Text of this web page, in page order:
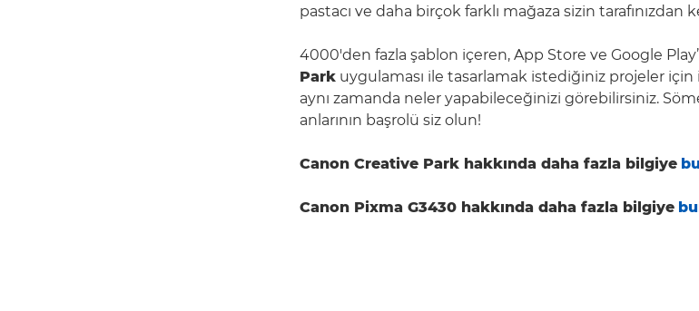
pastacı ve daha birçok farklı mağaza sizin tarafınızdan
4000'den fazla şablon içeren, App Store ve Google
Park uygulaması ile tasarlamak istediğiniz projeler
aynı zamanda neler yapabileceğinizi görebilirsiniz.
anlarının başrolü siz olun!
Canon Creative Park hakkında daha fazla bilgiye
Canon Pixma G3430 hakkında daha fazla bilgiye